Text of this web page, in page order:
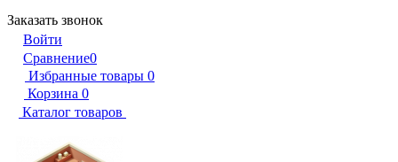
Заказать звонок
Войти
Сравнение0
Избранные товары 0
Корзина 0
Каталог товаров